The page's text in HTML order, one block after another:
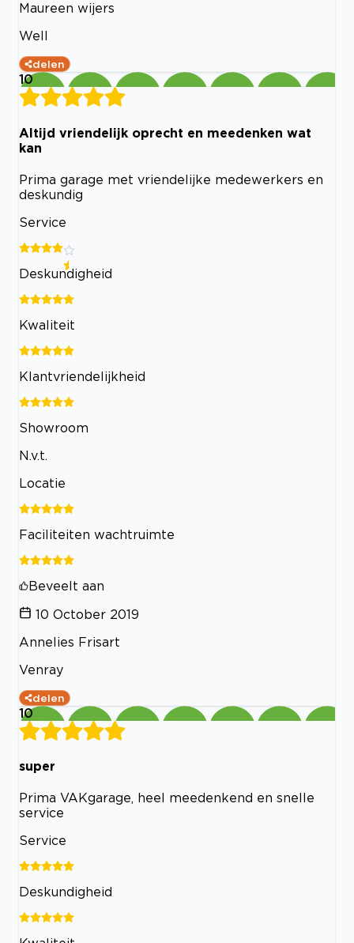
Maureen wijers
Well
delen
10
Altijd vriendelijk oprecht en meedenken wat
kan
Prima garage met vriendelijke medewerkers en
deskundig
Service
Deskundigheid
Kwaliteit
Klantvriendelijkheid
Showroom
N.v.t.
Locatie
Faciliteiten wachtruimte
Beveelt aan
10 October 2019
Annelies Frisart
Venray
delen
10
super
Prima VAKgarage, heel meedenkend en snelle
service
Service
Deskundigheid